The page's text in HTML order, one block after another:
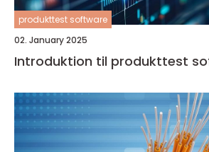
produkttest software
02. January 2025
Introduktion til produkttest